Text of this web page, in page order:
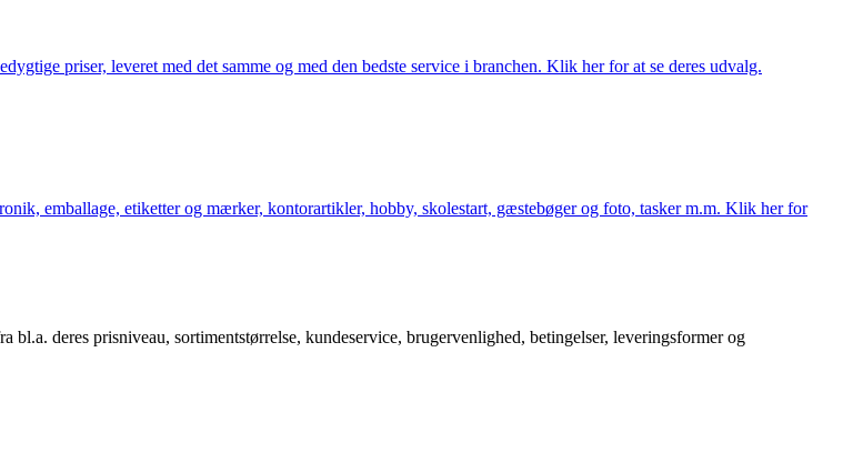
priser, leveret med det samme og med den bedste service i branchen. Klik her for at se deres udvalg.
emballage, etiketter og mærker, kontorartikler, hobby, skolestart, gæstebøger og foto, tasker m.m. Klik her for
deres prisniveau, sortimentstørrelse, kundeservice, brugervenlighed, betingelser, leveringsformer og